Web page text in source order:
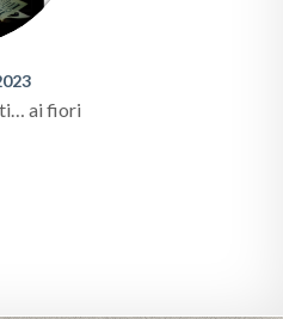
ai fiori